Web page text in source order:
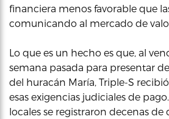
financiera menos favorable que
comunicando al mercado de
Lo que es un hecho es que, al
semana pasada para presentar
del huracán María, Triple-S
esas exigencias judiciales de
locales se registraron decenas de